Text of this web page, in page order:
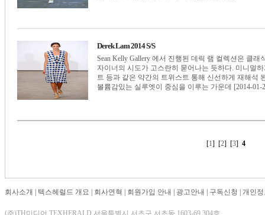
Derek Lam 2014 S/S
Sean Kelly Gallery 에서 진행된 데릭 램 컬렉션은 클
자이너의 시도가 고스란히 묻어나는 듯하다. 미니멀
트 등과 같은 약간의 트위스트 통해 신선하게 재해석
볼륨감있는 실루엣이 중심을 이루는 가운데 [2014-01-
[1] [2] [3] 4
회사소개 텍스헤럴드 개요 회사연혁 회원가입 안내 광고안내 구독신청 개인
(주)TH미디어 TEXHERALD 서울특별시 서초구 서초동 1603-69 304호